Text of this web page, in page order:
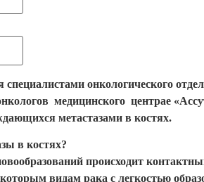
онкологического
медицинского центрае
метастазами в костях.
в костях?
происходит
видам рака с легкостью